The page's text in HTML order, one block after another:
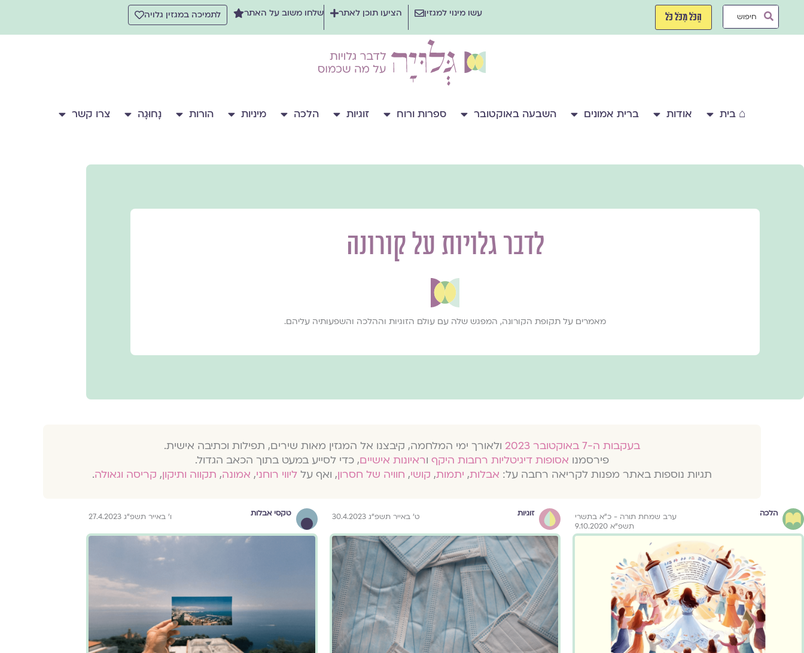
Search
הַכֹּל מִכֹּל כֹּל עשו מינוי למגזין הציעו תוכן לאתר שלחו משוב על האתר לתמיכה במגזין גלויה
⌂ בית אודות ברית אמונים השבעה באוקטובר ספרות ורוח זוגיות הלכה מיניות הורות נָחוּגָה צרו קשר
לדבר גלויות על קורונה
מאמרים על תקופת הקורונה, המפגש שלה עם עולם הזוגיות וההלכה והשפעותיה עליהם.
בעקבות ה-7 באוקטובר 2023
ולאורך ימי המלחמה, קיבצנו אל המגזין מאות שירים, תפילות וכתיבה אישית.
פירסמנו אסופות דיגיטליות רחבות היקף וראיונות אישיים, כדי לסייע במעט בתוך הכאב הגדול.
תגיות נוספות באתר מפנות לקריאה רחבה על: אבלות, יתמות, קושי, חוויה של חסרון, ואף על ליווי רוחני, אמונה, תקווה ותיקון, קריסה וגאולה.
הלכה
ערב שמחת תורה - כ״א בתשרי
תשפ״א 9.10.2020
זוגיות ט׳ באייר תשפ״ג 30.4.2023 טקסי אבלות ו׳ באייר תשפ״ג 27.4.2023